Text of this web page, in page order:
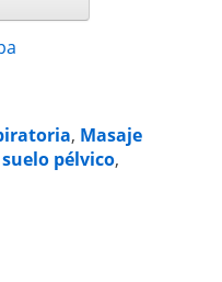
, Masaje
pélvico,